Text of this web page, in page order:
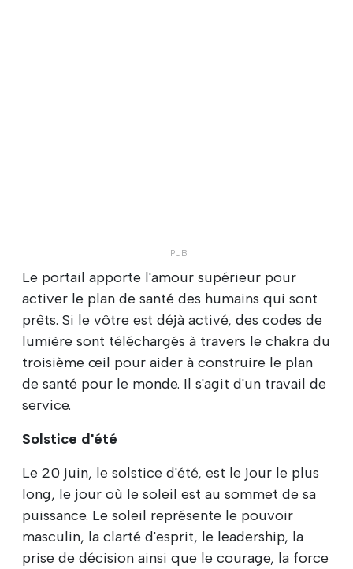
Le portail apporte l'amour supérieur pour
activer le plan de santé des humains qui sont
prêts. Si le vôtre est déjà activé, des codes de
lumière sont téléchargés à travers le chakra du
troisième œil pour aider à construire le plan
de santé pour le monde. Il s'agit d'un travail de
service.
Solstice d'été
Le 20 juin, le solstice d'été, est le jour le plus
long, le jour où le soleil est au sommet de sa
puissance. Le soleil représente le pouvoir
masculin, la clarté d'esprit, le leadership, la
prise de décision ainsi que le courage, la force